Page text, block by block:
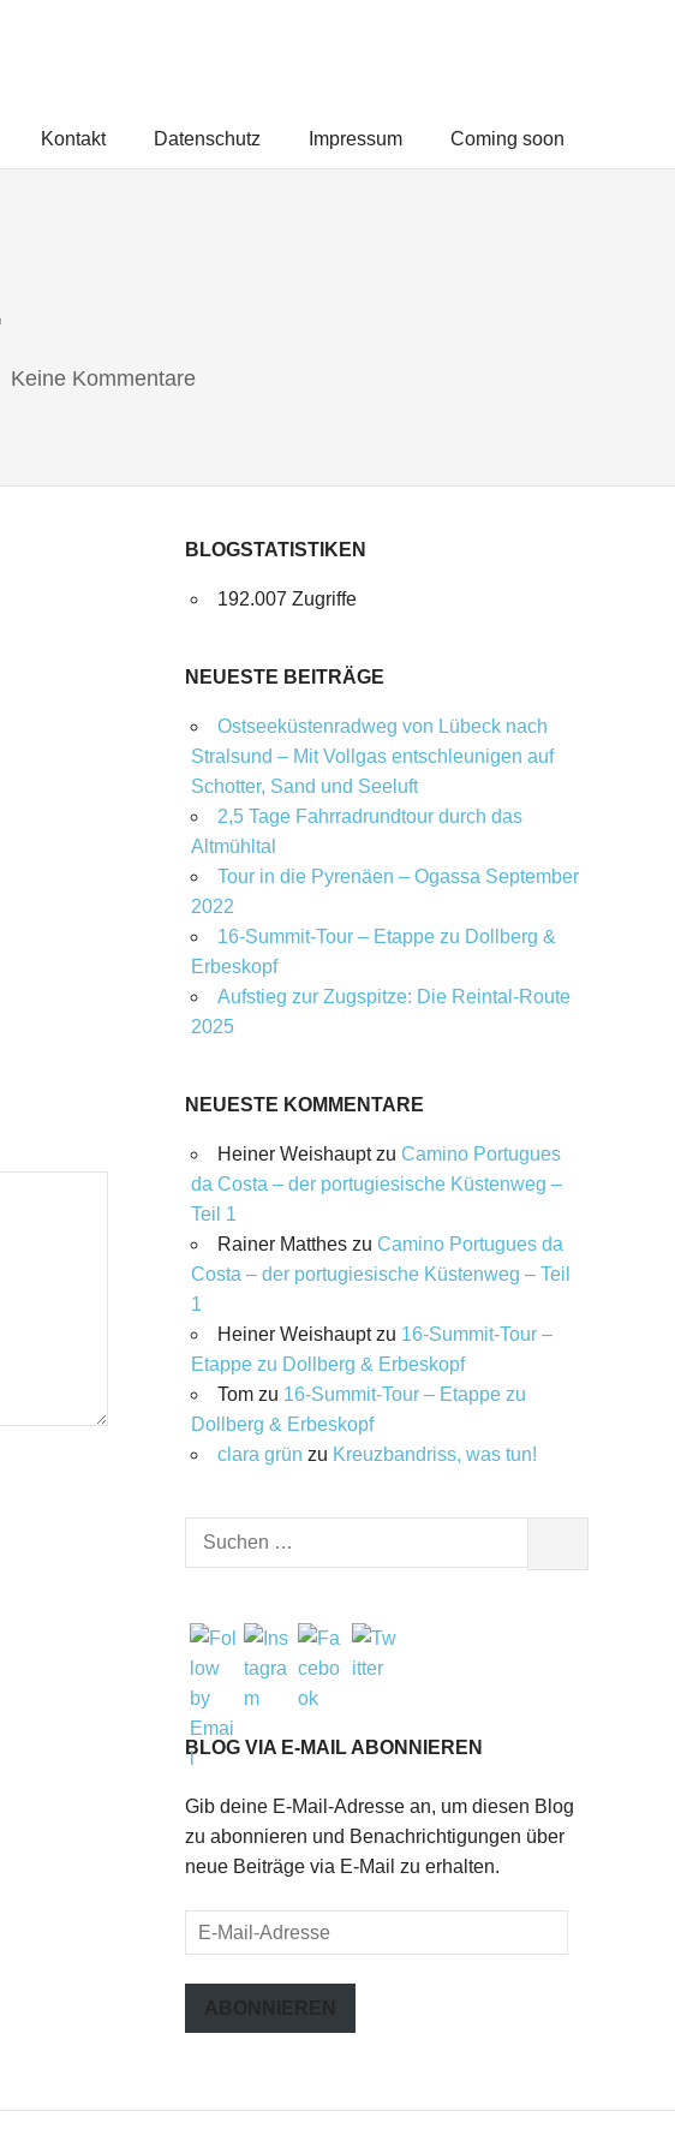
Kontakt Datenschutz Impressum Coming soon
Keine Kommentare
BLOGSTATISTIKEN
192.007 Zugriffe
NEUESTE BEITRÄGE
Ostseeküstenradweg von Lübeck nach
Stralsund – Mit Vollgas entschleunigen auf
Schotter, Sand und Seeluft
2,5 Tage Fahrradrundtour durch das
Altmühltal
Tour in die Pyrenäen – Ogassa September
2022
16‑Summit‑Tour – Etappe zu Dollberg &
Erbeskopf
Aufstieg zur Zugspitze: Die Reintal-Route
2025
NEUESTE KOMMENTARE
Heiner Weishauptzu Camino Portugues
da Costa – der portugiesische Küstenweg –
Teil 1
Rainer Mattheszu Camino Portugues da
Costa – der portugiesische Küstenweg – Teil
1
Heiner Weishauptzu 16‑Summit‑Tour –
Etappe zu Dollberg & Erbeskopf
Tomzu 16‑Summit‑Tour – Etappe zu
Dollberg & Erbeskopf
clara grün zu Kreuzbandriss, was tun!
Suchen
BLOG VIA E-MAIL ABONNIEREN
Gib deine E-Mail-Adresse an, um diesen Blog
zu abonnieren und Benachrichtigungen über
neue Beiträge via E-Mail zu erhalten.
E-
Mail-
Adresse
ABONNIEREN